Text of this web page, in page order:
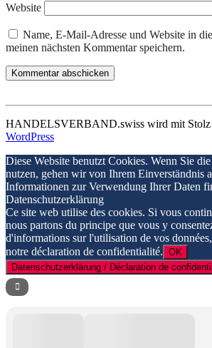
Website
Name, E-Mail-Adresse und Website in
meinen nächsten Kommentar speichern.
HANDELSVERBAND.swiss wird mit Stolz
WordPress
Diese Website benutzt Cookies. Wenn Sie
nutzen, gehen wir von Ihrem Einverständnis
Informationen zur Verwendung Ihrer Daten
Datenschutzerklärung
Ce site web utilise des cookies. Si vous
nous partons du principe que vous y
d'informations sur l'utilisation de vos
notre déclaration de confidentialité. OK
Datenschutzerklärung / Déclaration de